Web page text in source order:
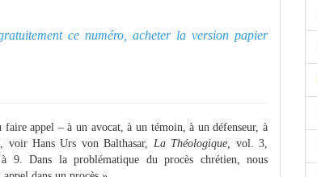
ce numéro, acheter la version papier
appel – à un avocat, à un témoin, à un défenseur, à
voir Hans Urs von Balthasar, La Théologique, vol. 3,
Dans la problématique du procès chrétien, nous